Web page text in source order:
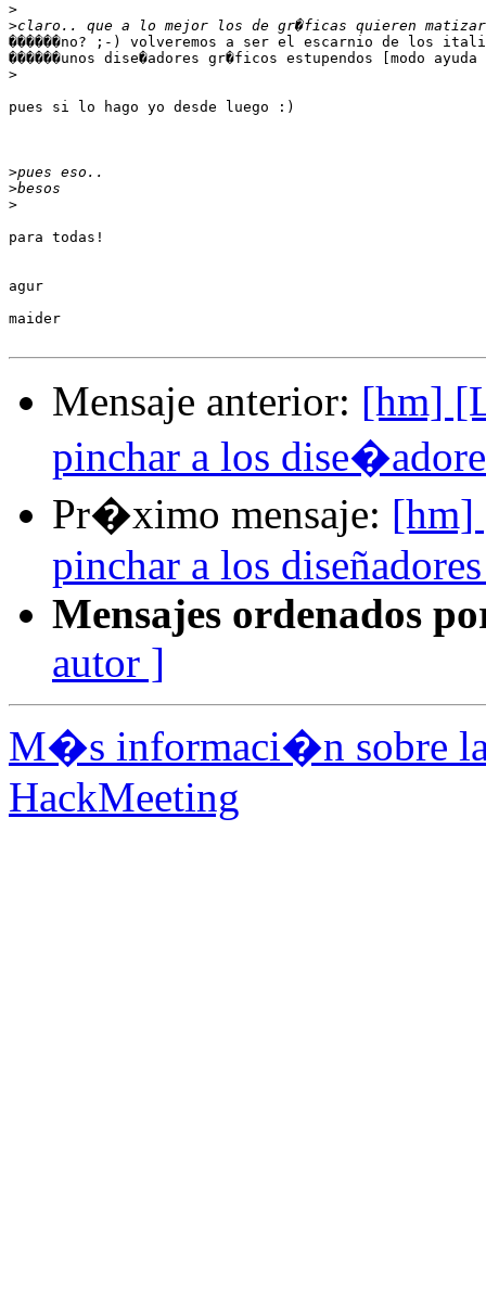
>
>
������no? ;-) volveremos a ser el escarnio de los
������unos dise�adores gr�ficos estupendos [modo
>
pues si lo hago yo desde luego :)
>
>
>
para todas!
agur
maider
Mensaje anterior: [hm]
pinchar a los
Pr�ximo mensaje: [hm]
pinchar a los
Mensajes ordenados
autor ]
M�s informaci�n sobre
HackMeeting